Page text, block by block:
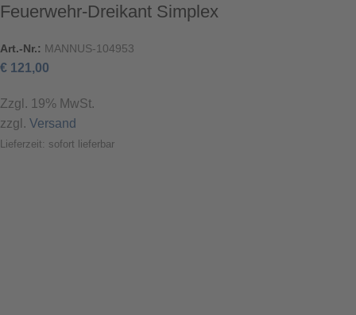
Feuerwehr-Dreikant Simplex
Art.-Nr.: MANNUS-104953
€ 121,00
Zzgl. 19% MwSt.
zzgl. Versand
Lieferzeit: sofort lieferbar